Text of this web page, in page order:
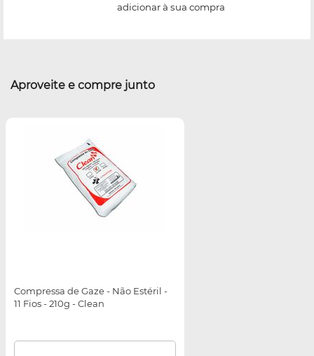
adicionar à sua compra
Aproveite e compre junto
Compressa de Gaze - Não Estéril -
11 Fios - 210g - Clean